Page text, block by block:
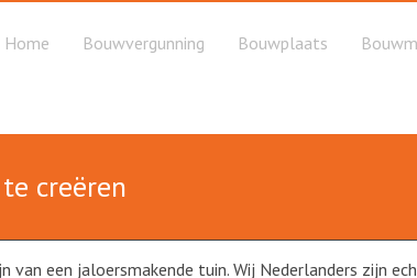
Home Bouwvergunning Bouwplaats
creëren
van een jaloersmakende tuin. Wij Nederlanders zijn